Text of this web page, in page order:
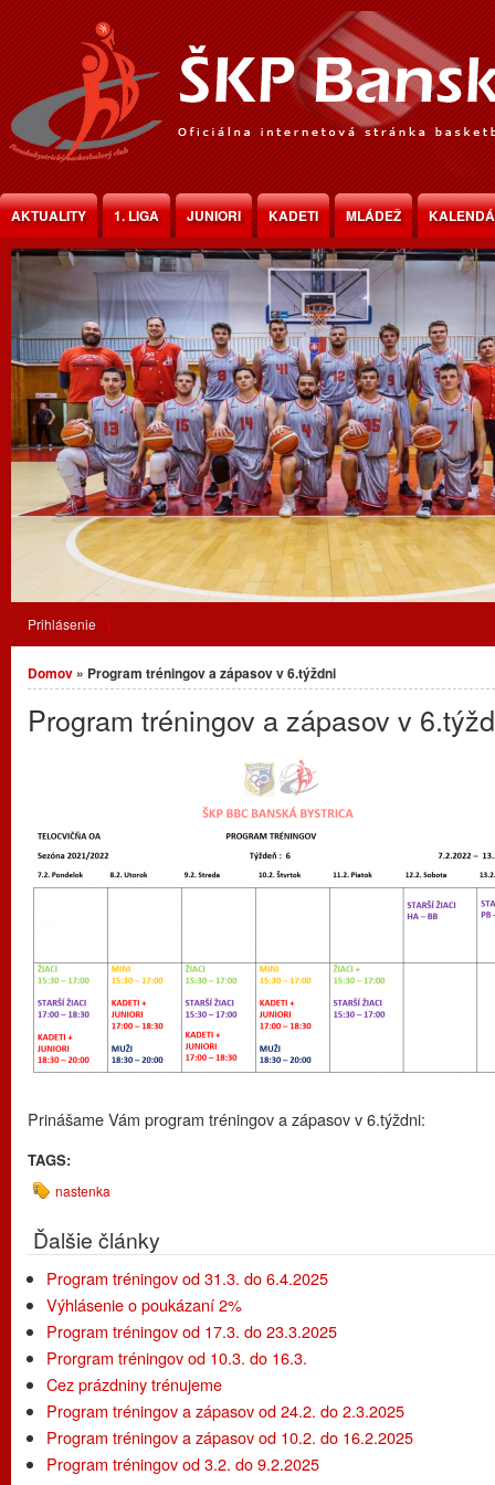
Jump to Content
AKTUALITY 1. LIGA JUNIORI KADETI MLÁDEŽ
Prihlásenie
Nachádzate sa tu
Domov » Program tréningov a zápasov v 6.týždni
Program tréningov a zápasov v
Prinášame Vám program tréningov a zápasov v 6.týždni:
TAGS:
nastenka
Ďalšie články
Program tréningov od 31.3. do 6.4.2025
Výhlásenie o poukázaní 2%
Program tréningov od 17.3. do 23.3.2025
Prorgram tréningov od 10.3. do 16.3.
Cez prázdniny trénujeme
Program tréningov a zápasov od 24.2. do 2.3.2025
Program tréningov a zápasov od 10.2. do 16.2.2025
Program tréningov od 3.2. do 9.2.2025